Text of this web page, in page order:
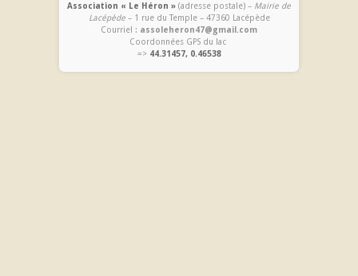
Association « Le Héron » (adresse postale) – Mairie de
Lacépède– 1 rue du Temple – 47360 Lacépède
Courriel : assoleheron47@gmail.com
Coordonnées GPS du lac
=> 44.31457, 0.46538